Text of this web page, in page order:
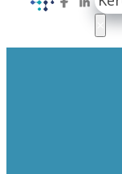
Follow